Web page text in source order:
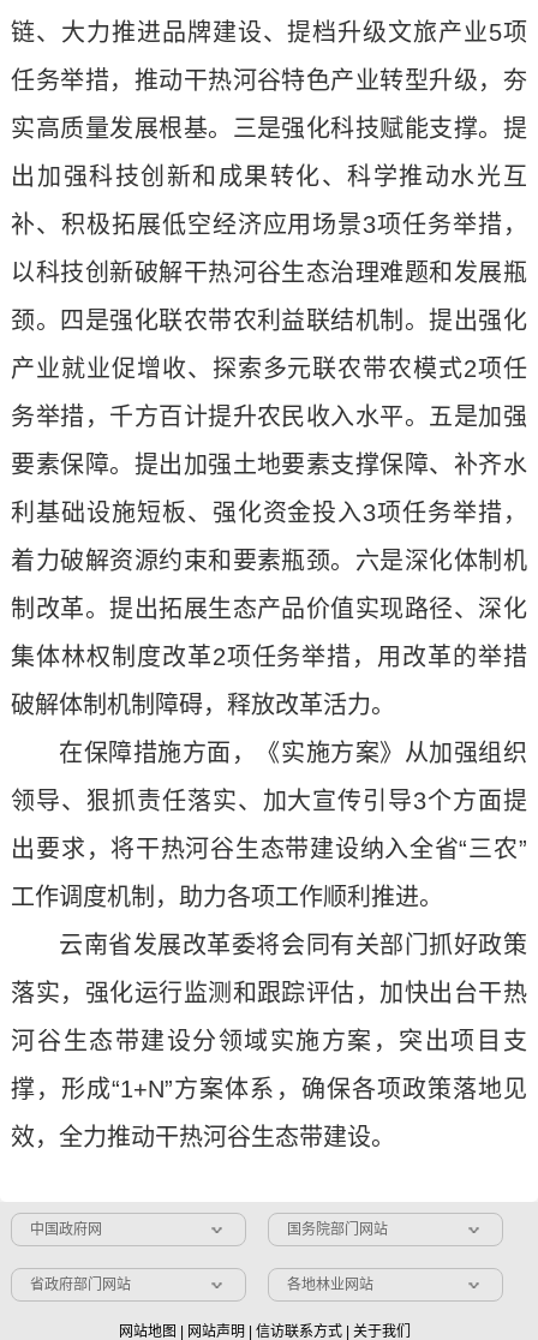
链、大力推进品牌建设、提档升级文旅产业5项
任务举措，推动干热河谷特色产业转型升级，夯
实高质量发展根基。三是强化科技赋能支撑。提
出加强科技创新和成果转化、科学推动水光互
补、积极拓展低空经济应用场景3项任务举措，
以科技创新破解干热河谷生态治理难题和发展瓶
颈。四是强化联农带农利益联结机制。提出强化
产业就业促增收、探索多元联农带农模式2项任
务举措，千方百计提升农民收入水平。五是加强
要素保障。提出加强土地要素支撑保障、补齐水
利基础设施短板、强化资金投入3项任务举措，
着力破解资源约束和要素瓶颈。六是深化体制机
制改革。提出拓展生态产品价值实现路径、深化
集体林权制度改革2项任务举措，用改革的举措
破解体制机制障碍，释放改革活力。
在保障措施方面，《实施方案》从加强组织
领导、狠抓责任落实、加大宣传引导3个方面提
出要求，将干热河谷生态带建设纳入全省“三农”
工作调度机制，助力各项工作顺利推进。
云南省发展改革委将会同有关部门抓好政策
落实，强化运行监测和跟踪评估，加快出台干热
河谷生态带建设分领域实施方案，突出项目支
撑，形成“1+N”方案体系，确保各项政策落地见
效，全力推动干热河谷生态带建设。
中国政府网 国务院部门网站
省政府部门网站 各地林业网站
网站地图 网站声明 信访联系方式| 关于我们